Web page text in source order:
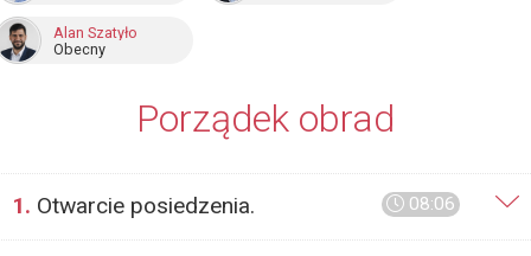
Alan Szatyło
Obecny
Porządek obrad
08:06
1. Otwarcie posiedzenia.